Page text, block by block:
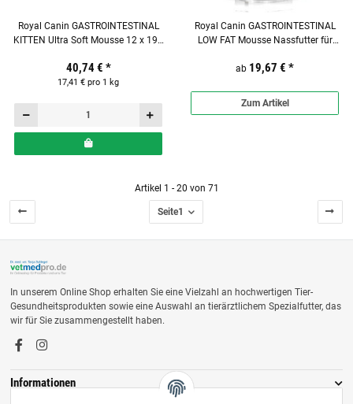
Royal Canin GASTROINTESTINAL
KITTEN Ultra Soft Mousse 12 x 195
40,74 € *
17,41 € pro 1 kg
Royal Canin GASTROINTESTINAL
LOW FAT Mousse Nassfutter für
ab 19,67 € *
Zum Artikel
Artikel 1 - 20 von 71
Seite1
In unserem Online Shop erhalten Sie eine Vielzahl an hochwertigen Tier-
Gesundheitsprodukten sowie eine Auswahl an tierärztlichem Spezialfutter, das
wir für Sie zusammengestellt haben.
Informationen